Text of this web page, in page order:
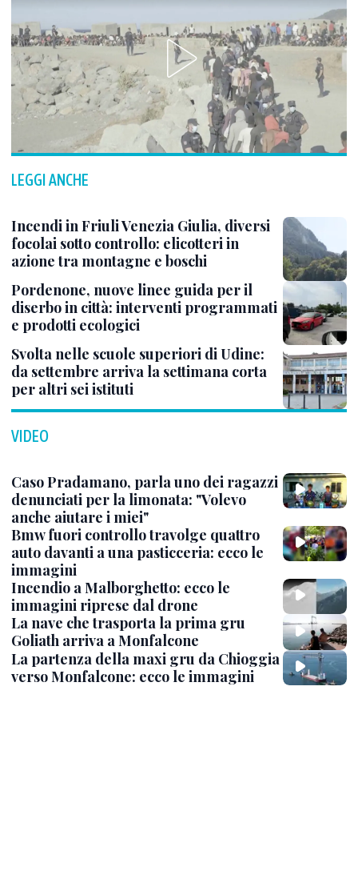
LEGGI ANCHE
Incendi in Friuli Venezia Giulia, diversi
focolai sotto controllo: elicotteri in
azione tra montagne e boschi
Pordenone, nuove linee guida per il
diserbo in città: interventi programmati
e prodotti ecologici
Svolta nelle scuole superiori di Udine:
da settembre arriva la settimana corta
per altri sei istituti
VIDEO
Caso Pradamano, parla uno dei ragazzi
denunciati per la limonata: "Volevo
anche aiutare i miei"
Bmw fuori controllo travolge quattro
auto davanti a una pasticceria: ecco le
immagini
Incendio a Malborghetto: ecco le
immagini riprese dal drone
La nave che trasporta la prima gru
Goliath arriva a Monfalcone
La partenza della maxi gru da Chioggia
verso Monfalcone: ecco le immagini